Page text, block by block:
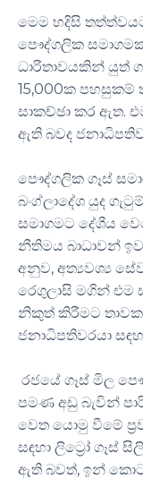
මෙම හදිසි
පෞද්ගලික
ධාරිතාවයකින් යුත්
15,000ක පහසුකම්
සාකච්ඡා කර ඇත.
ඇති බවද
පෞද්ගලික ගෑස්
බංග්ලාදේශ යුද
සමාගමට දේශීය
නීතිමය බාධාවන්
අනුව, අත්‍යවශ්‍ය
රෙගුලාසි මගින් එම
නිකුත් කිරීමට
ජනාධිපතිවරයා
රජයේ ගෑස් මිල
පමණ අඩු බැවින්
වෙත යොමු වීමේ
සඳහා ලිට්‍රෝ
ඇති බවත්, ඉන්